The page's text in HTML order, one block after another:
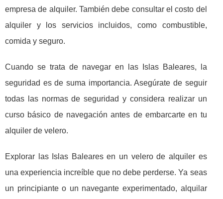
empresa de alquiler. También debe consultar el costo del
alquiler y los servicios incluidos, como combustible,
comida y seguro.
Cuando se trata de navegar en las Islas Baleares, la
seguridad es de suma importancia. Asegúrate de seguir
todas las normas de seguridad y considera realizar un
curso básico de navegación antes de embarcarte en tu
alquiler de velero.
Explorar las Islas Baleares en un velero de alquiler es
una experiencia increíble que no debe perderse. Ya seas
un principiante o un navegante experimentado, alquilar